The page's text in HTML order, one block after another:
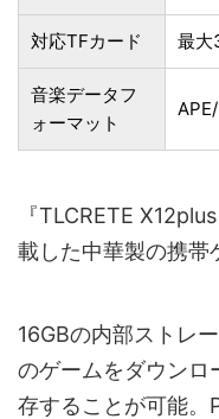
対応TFカード 最大
音楽データフ
ォーマット
『TLCRETE
載した中華製の携帯
16GBの内部ストレ
のゲームをダウンロ
存することが可能。